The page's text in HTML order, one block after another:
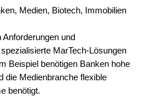
Medien, Biotech, Immobilien
und
MarTech-Lösungen
Beispiel benötigen Banken hohe
die Medienbranche flexible
benötigt.